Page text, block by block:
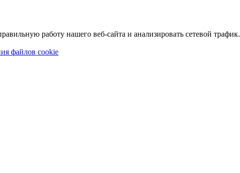
работу нашего веб-сайта и анализировать сетевой трафик.
файлов cookie